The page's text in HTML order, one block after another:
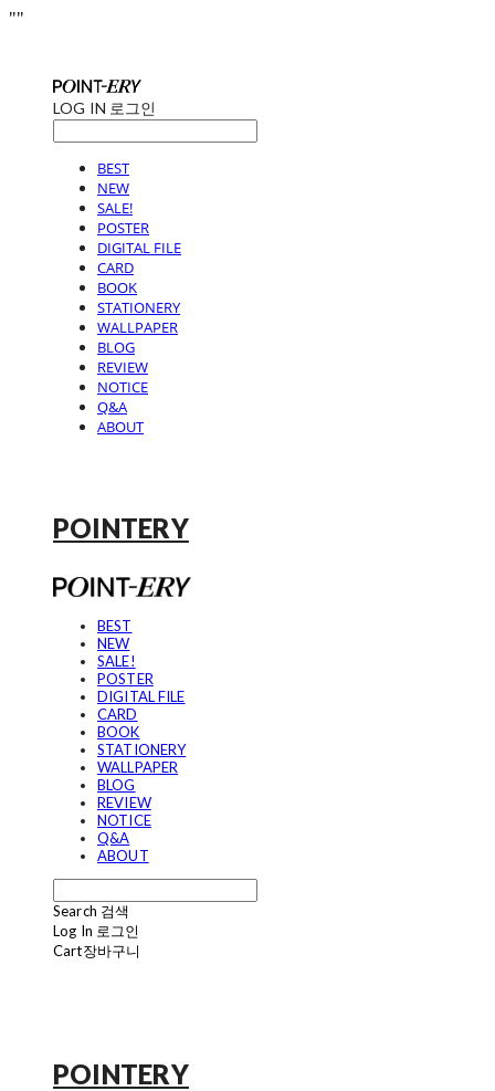
""
LOG IN 로그인
BEST
NEW
SALE!
POSTER
DIGITAL FILE
CARD
BOOK
STATIONERY
WALLPAPER
BLOG
REVIEW
NOTICE
Q&A
ABOUT
POINTERY
BEST
NEW
SALE!
POSTER
DIGITAL FILE
CARD
BOOK
STATIONERY
WALLPAPER
BLOG
REVIEW
NOTICE
Q&A
ABOUT
Search 검색
Log In 로그인
Cart장바구니
POINTERY